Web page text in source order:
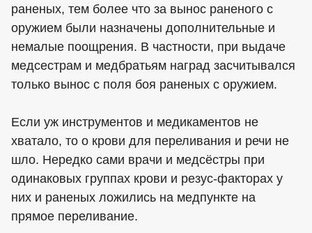
раненых, тем более что за вынос раненого с
оружием были назначены дополнительные и
немалые поощрения. В частности, при выдаче
медсестрам и медбратьям наград засчитывался
только вынос с поля боя раненых с оружием.
Если уж инструментов и медикаментов не
хватало, то о крови для переливания и речи не
шло. Нередко сами врачи и медсёстры при
одинаковых группах крови и резус-факторах у
них и раненых ложились на медпункте на
прямое переливание.